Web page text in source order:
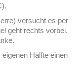
versucht es per
geht rechts vorbei.
Hälfte einen